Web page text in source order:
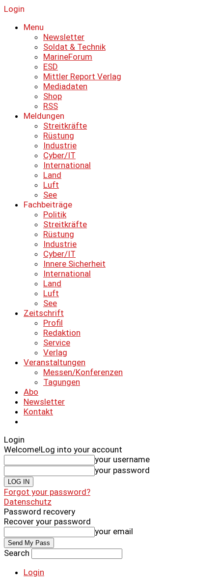
Login
Menu
Newsletter
Soldat & Technik
MarineForum
ESD
Mittler Report Verlag
Mediadaten
Shop
RSS
Meldungen
Streitkräfte
Rüstung
Industrie
Cyber/IT
International
Land
Luft
See
Fachbeiträge
Politik
Streitkräfte
Rüstung
Industrie
Cyber/IT
Innere Sicherheit
International
Land
Luft
See
Zeitschrift
Profil
Redaktion
Service
Verlag
Veranstaltungen
Messen/Konferenzen
Tagungen
Abo
Newsletter
Kontakt
Login
Welcome!Log into your account
your username
your password
Forgot your password?
Datenschutz
Password recovery
Recover your password
your email
Search
Login